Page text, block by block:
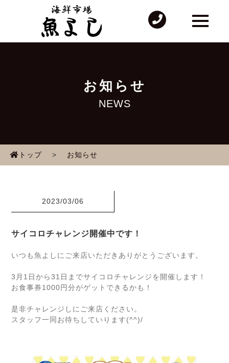
t
o
g
お知らせ
NEWS
トップ > お知らせ
2023/03/06
サイコロチャレンジ開催中です！
いつも魚よしにご来店いただきありがとうございます。
3月1日から31日までサイコロチャレンジを開催します！
お食事券1000円分がゲットできるかも！
是非チャレンジしにご来店ください。
スタッフ一同お待ちしていります(^^)/